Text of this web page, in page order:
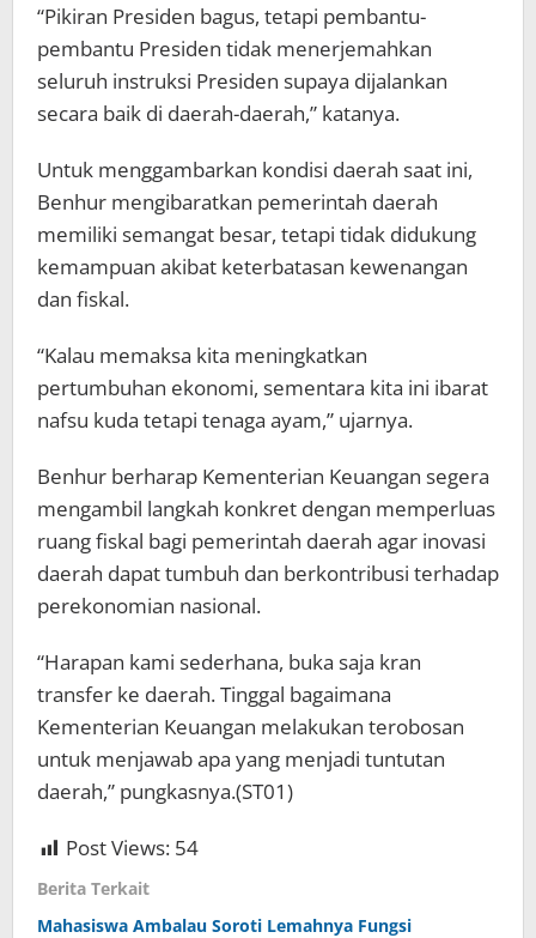
“Pikiran Presiden bagus, tetapi pembantu-
pembantu Presiden tidak menerjemahkan
seluruh instruksi Presiden supaya dijalankan
secara baik di daerah-daerah,” katanya.
Untuk menggambarkan kondisi daerah saat ini,
Benhur mengibaratkan pemerintah daerah
memiliki semangat besar, tetapi tidak didukung
kemampuan akibat keterbatasan kewenangan
dan fiskal.
“Kalau memaksa kita meningkatkan
pertumbuhan ekonomi, sementara kita ini ibarat
nafsu kuda tetapi tenaga ayam,” ujarnya.
Benhur berharap Kementerian Keuangan segera
mengambil langkah konkret dengan memperluas
ruang fiskal bagi pemerintah daerah agar inovasi
daerah dapat tumbuh dan berkontribusi terhadap
perekonomian nasional.
“Harapan kami sederhana, buka saja kran
transfer ke daerah. Tinggal bagaimana
Kementerian Keuangan melakukan terobosan
untuk menjawab apa yang menjadi tuntutan
daerah,” pungkasnya.(ST01)
Post Views: 54
Berita Terkait
Mahasiswa Ambalau Soroti Lemahnya Fungsi